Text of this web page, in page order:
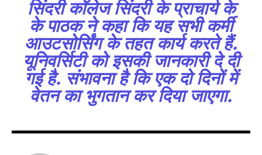
SUBSCRIBE
I've read and accept the Privacy Policy.
सिंदरी कॉलेज सिंदरी के प्राचार्य के
के पाठक ने कहा कि यह सभी कर्मी
आउटसोर्सिंग के तहत कार्य करते हैं.
यूनिवर्सिटी को इसकी जानकारी दे दी
गई है. संभावना है कि एक दो दिनों में
वेतन का भुगतान कर दिया जाएगा.